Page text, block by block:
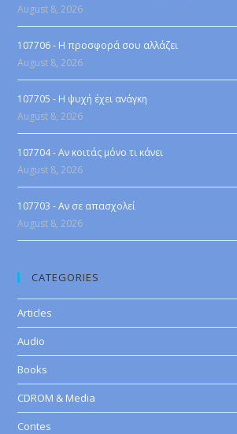
August 8, 2026
107706 - Η προσφορά σου αλλάζει
August 8, 2026
107705 - Η ψυχή έχει ανάγκη
August 8, 2026
107704 - Αν κοιτάς μόνο τι κάνει
August 8, 2026
107703 - Αν σε απασχολεί
August 8, 2026
CATEGORIES
Articles
Audio
Books
CDROM & Media
Contes